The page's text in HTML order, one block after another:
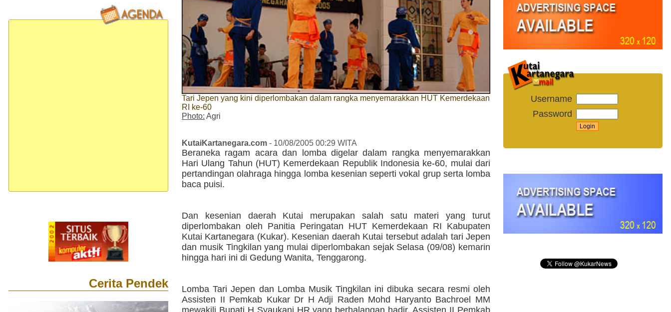
Cerita Pendek
Tari Jepen yang kini diperlombakan dalam rangka menyemarakkan HUT Kemerdekaan
RI ke-60
Photo: Agri
KutaiKartanegara.com - 10/08/2005 00:29 WITA
Beraneka ragam acara dan lomba digelar dalam rangka menyemarakkan
Hari Ulang Tahun (HUT) Kemerdekaan Republik Indonesia ke-60, mulai dari
pertandingan olahraga hingga lomba kesenian seperti vokal grup serta lomba
baca puisi.
Dan kesenian daerah Kutai merupakan salah satu materi yang turut
diperlombakan oleh Panitia Peringatan HUT Kemerdekaan RI Kabupaten
Kutai Kartanegara (Kukar). Kesenian daerah Kutai tersebut adalah tari Jepen
dan musik Tingkilan yang mulai diperlombakan sejak Selasa (09/08) kemarin
hingga hari ini di Gedung Wanita, Tenggarong.
Lomba Tari Jepen dan Lomba Musik Tingkilan ini dibuka secara resmi oleh
Assisten II Pemkab Kukar Dr H Adji Raden Mohd Haryanto Bachroel MM
mewakili Bupati H Syaukani HR yang berhalangan hadir. Assisten II Pemkab
Username
Password